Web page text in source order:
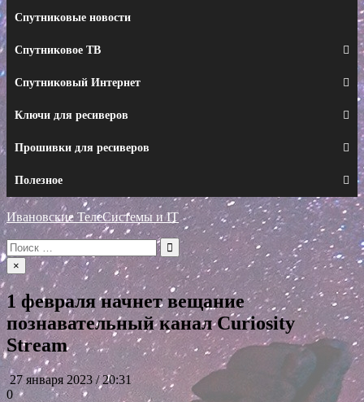
Спутниковые новости
Спутниковое ТВ
Спутниковый Интернет
Ключи для ресиверов
Прошивки для ресиверов
Полезное
Ивановские ТелеСистемы и IT
Искать:
×
1 февраля начнет вещание
познавательный канал Curiosity
Stream
27 января 2023 / 20:31
0